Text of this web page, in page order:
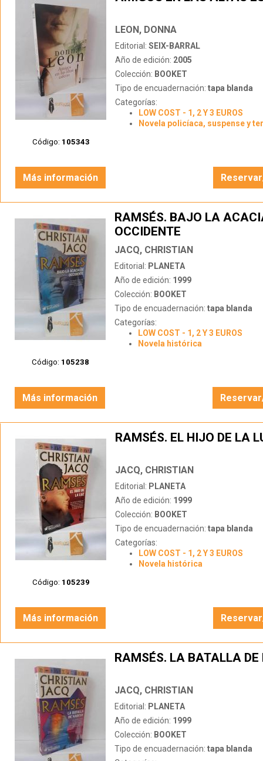
Código: 105343
LEON, DONNA
Editorial: SEIX-BARRAL
Año de edición: 2005
Colección: BOOKET
Tipo de encuadernación: tapa blanda
Categorías:
LOW COST - 1, 2 Y 3 EUROS
Novela policíaca, suspense y
Más información
Código: 105238
RAMSÉS. BAJO LA
OCCIDENTE
JACQ, CHRISTIAN
Editorial: PLANETA
Año de edición: 1999
Colección: BOOKET
Tipo de encuadernación: tapa blanda
Categorías:
LOW COST - 1, 2 Y 3 EUROS
Novela histórica
Más información
Código: 105239
RAMSÉS. EL HIJO DE LA
JACQ, CHRISTIAN
Editorial: PLANETA
Año de edición: 1999
Colección: BOOKET
Tipo de encuadernación: tapa blanda
Categorías:
LOW COST - 1, 2 Y 3 EUROS
Novela histórica
Más información
RAMSÉS. LA BATALLA DE
JACQ, CHRISTIAN
Editorial: PLANETA
Año de edición: 1999
Colección: BOOKET
Tipo de encuadernación: tapa blanda